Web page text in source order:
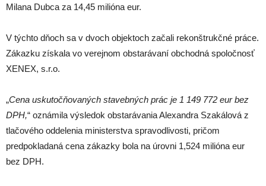
Milana Dubca za 14,45 milióna eur.
V týchto dňoch sa v dvoch objektoch začali rekonštrukčné práce.
Zákazku získala vo verejnom obstarávaní obchodná spoločnosť
XENEX, s.r.o.
„Cena uskutočňovaných stavebných prác je 1 149 772 eur bez
DPH,“ oznámila výsledok obstarávania Alexandra Szakálová z
tlačového oddelenia ministerstva spravodlivosti, pričom
predpokladaná cena zákazky bola na úrovni 1,524 milióna eur
bez DPH.